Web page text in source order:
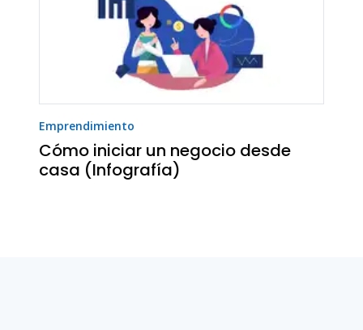
Emprendimiento
Cómo iniciar un negocio desde
casa (Infografía)